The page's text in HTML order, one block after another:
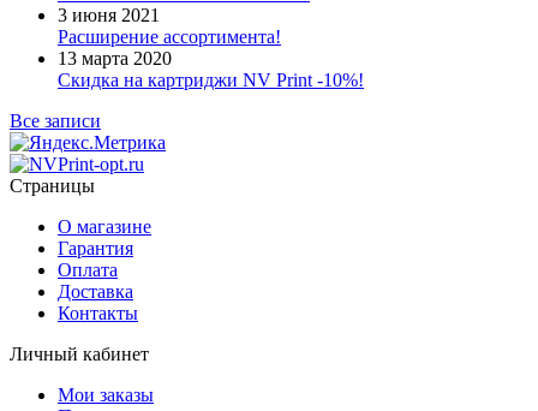
3 июня 2021
Расширение ассортимента!
13 марта 2020
Скидка на картриджи NV Print -10%!
Все записи
Страницы
О магазине
Гарантия
Оплата
Доставка
Контакты
Личный кабинет
Мои заказы